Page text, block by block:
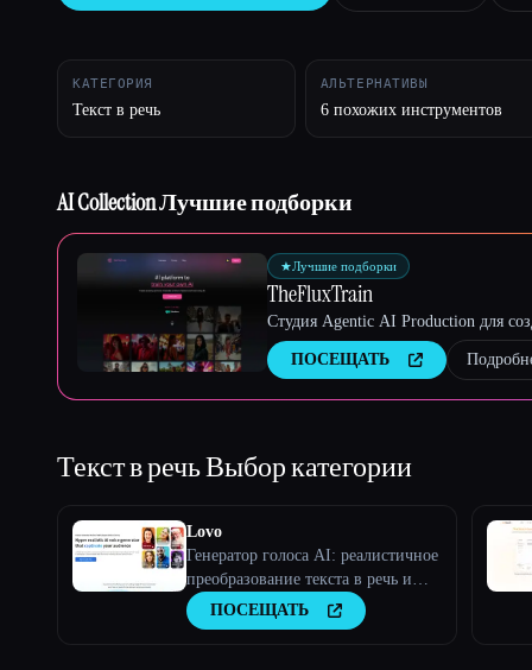
КАТЕГОРИЯ
Текст в речь
АЛЬТЕРНАТИВЫ
6 похожих инструментов
AI Collection Лучшие подборки
★Лучшие подборки
TheFluxTrain
Студия Agentic AI Production для
ПОСЕЩАТЬ
Текст в речьВыбор категории
Lovo
Генератор голоса AI: реалистичное
преобразование текста в речь и
клонирование голоса
ПОСЕЩАТЬ